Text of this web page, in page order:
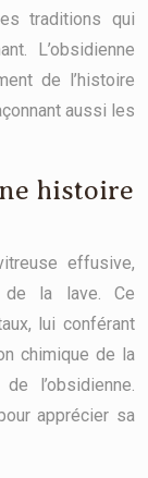
traditions qui
L’obsidienne
de l’histoire
aussi les
histoire
effusive,
de la lave. Ce
lui conférant
chimique de la
l’obsidienne.
apprécier sa